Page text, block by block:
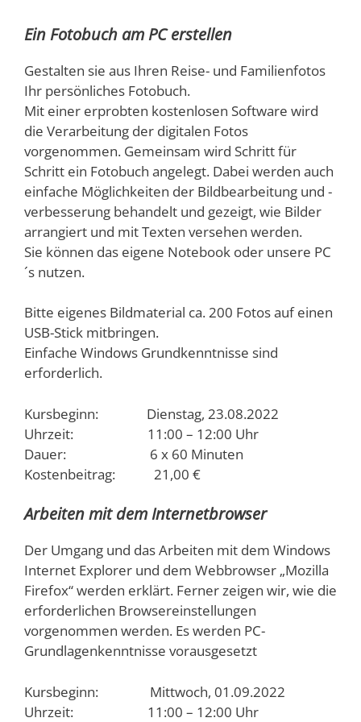
Ein Fotobuch am PC erstellen
Gestalten sie aus Ihren Reise- und Familienfotos
Ihr persönliches Fotobuch.
Mit einer erprobten kostenlosen Software wird
die Verarbeitung der digitalen Fotos
vorgenommen. Gemeinsam wird Schritt für
Schritt ein Fotobuch angelegt. Dabei werden auch
einfache Möglichkeiten der Bildbearbeitung und -
verbesserung behandelt und gezeigt, wie Bilder
arrangiert und mit Texten versehen werden.
Sie können das eigene Notebook oder unsere PC
´s nutzen.
Bitte eigenes Bildmaterial ca. 200 Fotos auf einen
USB-Stick mitbringen.
Einfache Windows Grundkenntnisse sind
erforderlich.
Kursbeginn: Dienstag, 23.08.2022
Uhrzeit: 11:00 – 12:00 Uhr
Dauer: 6 x 60 Minuten
Kostenbeitrag: 21,00 €
Arbeiten mit dem Internetbrowser
Der Umgang und das Arbeiten mit dem Windows
Internet Explorer und dem Webbrowser „Mozilla
Firefox“ werden erklärt. Ferner zeigen wir, wie die
erforderlichen Browsereinstellungen
vorgenommen werden. Es werden PC-
Grundlagenkenntnisse vorausgesetzt
Kursbeginn: Mittwoch, 01.09.2022
Uhrzeit: 11:00 – 12:00 Uhr